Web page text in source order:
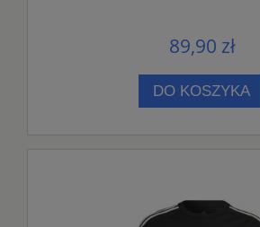
89,90 zł
DO KOSZYKA